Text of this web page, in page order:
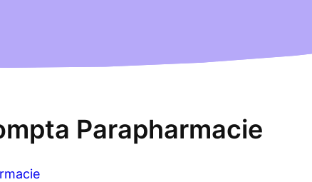
Parapharmacie